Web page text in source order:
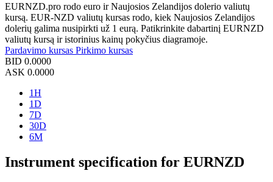
EURNZD.pro rodo euro ir Naujosios Zelandijos dolerio valiutų
kursą. EUR-NZD valiutų kursas rodo, kiek Naujosios Zelandijos
dolerių galima nusipirkti už 1 eurą. Patikrinkite dabartinį EURNZD
valiutų kursą ir istorinius kainų pokyčius diagramoje.
Pardavimo kursas Pirkimo kursas
BID 0.0000
ASK 0.0000
1H
1D
7D
30D
6M
Instrument specification for EURNZD